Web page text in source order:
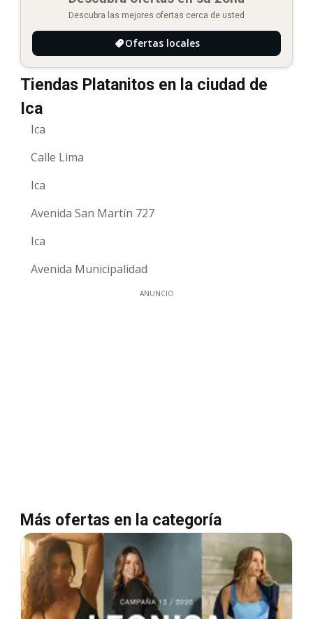
Descubra las mejores ofertas cerca de usted
Ofertas locales
Tiendas Platanitos en la ciudad de
Ica
Ica
Calle Lima
Ica
Avenida San Martín 727
Ica
Avenida Municipalidad
ANUNCIO
Más ofertas en la categoría